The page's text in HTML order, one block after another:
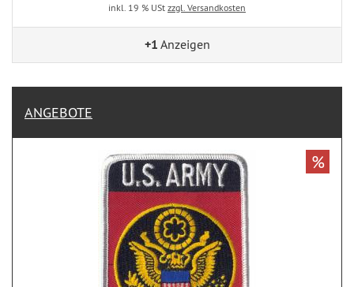
inkl. 19 % USt zzgl. Versandkosten
+1 Anzeigen
ANGEBOTE
%